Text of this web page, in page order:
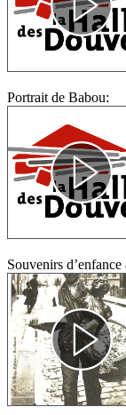
Portrait de Babou:
Souvenirs